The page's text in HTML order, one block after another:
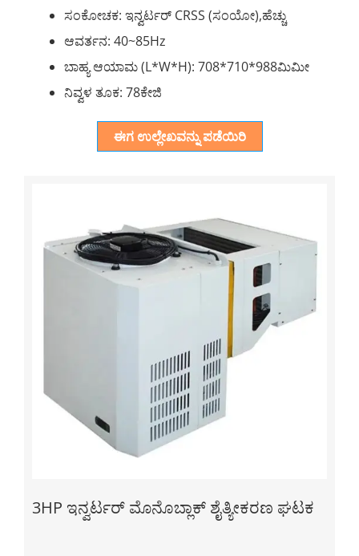
ಸಂಕೋಚಕ: ಇನ್ವರ್ಟರ್ CRSS (ಸಂಯೋ),ಹೆಚ್ಚು
ಆವರ್ತನ: 40~85Hz
ಬಾಹ್ಯ ಆಯಾಮ (L*W*H): 708*710*988ಮಿಮೀ
ನಿವ್ವಳ ತೂಕ: 78ಕೇಜಿ
ಈಗ ಉಲ್ಲೇಖವನ್ನು ಪಡೆಯಿರಿ
3HP ಇನ್ವರ್ಟರ್ ಮೊನೊಬ್ಲಾಕ್ ಶೈತ್ಯೀಕರಣ ಘಟಕ